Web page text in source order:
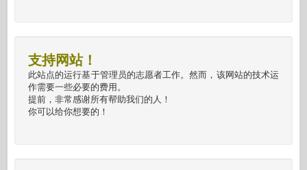
支持网站！
此站点的运行基于管理员的志愿者工作。然而，该网站的技术运
作需要一些必要的费用。
提前，非常感谢所有帮助我们的人！
你可以给你想要的！